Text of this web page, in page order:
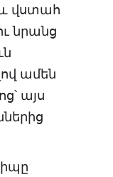
վստահ
նրանց
ամեն
այս